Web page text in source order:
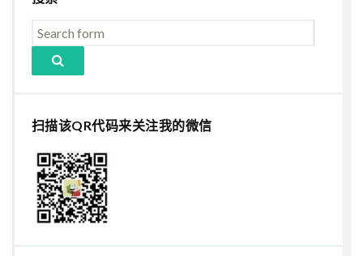
扫描该QR代码来关注我的微信